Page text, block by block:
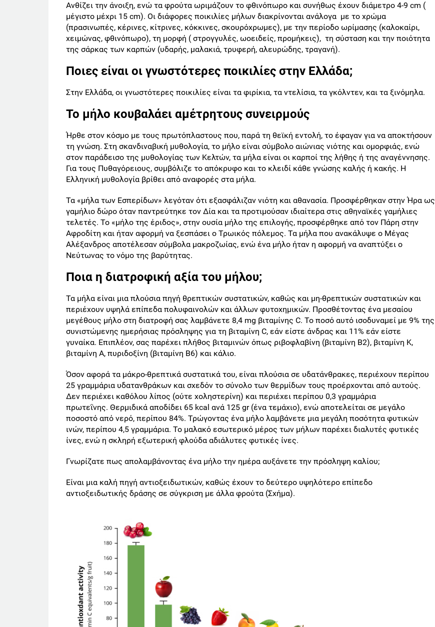
Ανθίζει την άνοιξη, ενώ τα φρούτα ωριμάζουν το φθινόπωρο και συνήθως έχουν διάμετρο 4-9 cm (
μέγιστο μέχρι 15 cm). Οι διάφορες ποικιλίες μήλων διακρίνονται ανάλογα με το χρώμα
(πρασινωπές, κέρινες, κίτρινες, κόκκινες, σκουρόχρωμες), με την περίοδο ωρίμασης (καλοκαίρι,
χειμώνας, φθινόπωρο), τη μορφή ( στρογγυλές, ωοειδείς, προμήκεις), τη σύσταση και την ποιότητα
της σάρκας των καρπών (υδαρής, μαλακιά, τρυφερή, αλευρώδης, τραγανή).
Ποιες είναι οι γνωστότερες ποικιλίες στην Ελλάδα;
Στην Ελλάδα, οι γνωστότερες ποικιλίες είναι τα φιρίκια, τα ντελίσια, τα γκόλντεν, και τα ξινόμηλα.
Το μήλο κουβαλάει αμέτρητους συνειρμούς
Ήρθε στον κόσμο με τους πρωτόπλαστους που, παρά τη θεϊκή εντολή, το έφαγαν για να αποκτήσουν
τη γνώση. Στη σκανδιναβική μυθολογία, το μήλο είναι σύμβολο αιώνιας νιότης και ομορφιάς, ενώ
στον παράδεισο της μυθολογίας των Kελτών, τα μήλα είναι οι καρποί της λήθης ή της αναγέννησης.
Για τους Πυθαγόρειους, συμβόλιζε το απόκρυφο και το κλειδί κάθε γνώσης καλής ή κακής. Η
Ελληνική μυθολογία βρίθει από αναφορές στα μήλα.
Τα «μήλα των Εσπερίδων» λεγόταν ότι εξασφάλιζαν νιότη και αθανασία. Προσφέρθηκαν στην Ήρα ως
γαμήλιο δώρο όταν παντρεύτηκε τον Δία και τα προτιμούσαν ιδιαίτερα στις αθηναϊκές γαμήλιες
τελετές. Το «μήλο της έριδος», στην ουσία μήλο της επιλογής, προσφέρθηκε από τον Πάρη στην
Αφροδίτη και ήταν αφορμή να ξεσπάσει ο Τρωικός πόλεμος. Τα μήλα που ανακάλυψε ο Μέγας
Αλέξανδρος αποτέλεσαν σύμβολα μακροζωίας, ενώ ένα μήλο ήταν η αφορμή να αναπτύξει ο
Νεύτωνας το νόμο της βαρύτητας.
Ποια η διατροφική αξία του μήλου;
Τα μήλα είναι μια πλούσια πηγή θρεπτικών συστατικών, καθώς και μη-θρεπτικών συστατικών και
περιέχουν υψηλά επίπεδα πολυφαινολών και άλλων φυτοχημικών. Προσθέτοντας ένα μεσαίου
μεγέθους μήλο στη διατροφή σας λαμβάνετε 8,4 mg βιταμίνης C. Το ποσό αυτό ισοδυναμεί με 9% της
συνιστώμενης ημερήσιας πρόσληψης για τη βιταμίνη C, εάν είστε άνδρας και 11% εάν είστε
γυναίκα. Επιπλέον, σας παρέχει πλήθος βιταμινών όπως ριβοφλαβίνη (βιταμίνη Β2), βιταμίνη Κ,
βιταμίνη Α, πυριδοξίνη (βιταμίνη Β6) και κάλιο.
Όσον αφορά τα μάκρο-θρεπτικά συστατικά του, είναι πλούσια σε υδατάνθρακες, περιέχουν περίπου
25 γραμμάρια υδατανθράκων και σχεδόν το σύνολο των θερμίδων τους προέρχονται από αυτούς.
Δεν περιέχει καθόλου λίπος (ούτε χοληστερίνη) και περιέχει περίπου 0,3 γραμμάρια
πρωτεΐνης. Θερμιδικά αποδίδει 65 kcal ανά 125 gr (ένα τεμάχιο), ενώ αποτελείται σε μεγάλο
ποσοστό από νερό, περίπου 84%. Τρώγοντας ένα μήλο λαμβάνετε μια μεγάλη ποσότητα φυτικών
ινών, περίπου 4,5 γραμμάρια. Το μαλακό εσωτερικό μέρος των μήλων παρέχει διαλυτές φυτικές
ίνες, ενώ η σκληρή εξωτερική φλούδα αδιάλυτες φυτικές ίνες.
Γνωρίζατε πως απολαμβάνοντας ένα μήλο την ημέρα αυξάνετε την πρόσληψη καλίου;
Είναι μια καλή πηγή αντιοξειδωτικών, καθώς έχουν το δεύτερο υψηλότερο επίπεδο
αντιοξειδωτικής δράσης σε σύγκριση με άλλα φρούτα (Σχήμα).